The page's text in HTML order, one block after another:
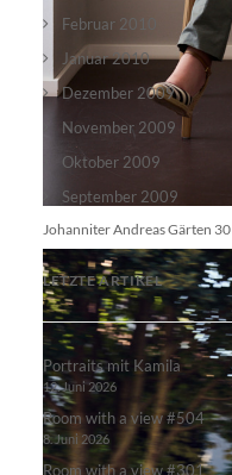
Johanniter Andreas Gärten 30
Februar 2010
Januar 2010
Dezember 2009
November 2009
Oktober 2009
September 2009
LETZTE ARTIKEL
Portraits mit Kamila
12. Juni 2026
Room with a view #504
8. Juni 2026
Room with a view #301